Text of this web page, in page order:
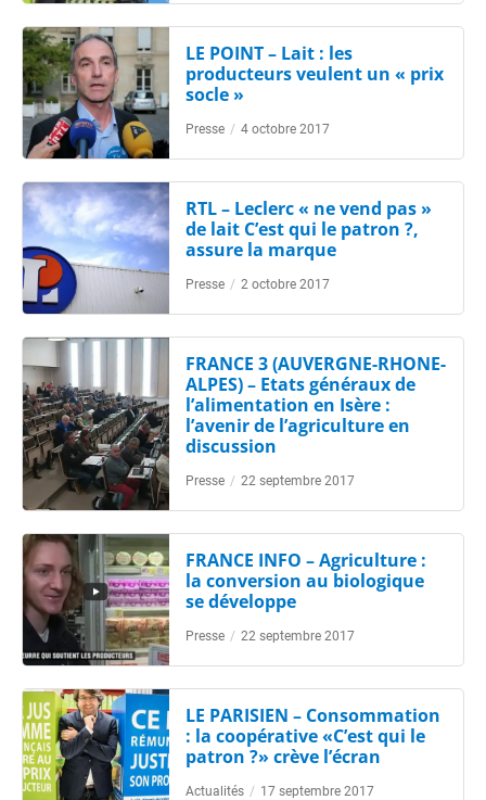
LE POINT – Lait : les
producteurs veulent un « prix
socle »
Presse / 4 octobre 2017
RTL – Leclerc « ne vend pas »
de lait C’est qui le patron ?,
assure la marque
Presse / 2 octobre 2017
FRANCE 3 (AUVERGNE-RHONE-
ALPES) – Etats généraux de
l’alimentation en Isère :
l’avenir de l’agriculture en
discussion
Presse / 22 septembre 2017
FRANCE INFO – Agriculture :
la conversion au biologique
se développe
Presse / 22 septembre 2017
LE PARISIEN – Consommation
: la coopérative «C’est qui le
patron ?» crève l’écran
Actualités / 17 septembre 2017